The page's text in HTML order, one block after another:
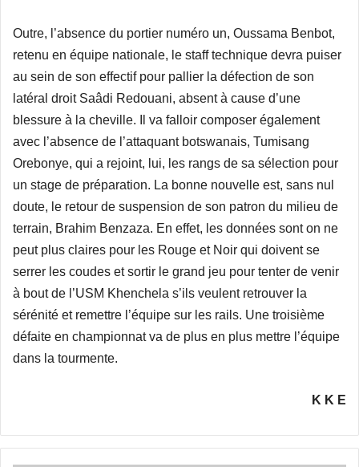
Outre, l’absence du portier numéro un, Oussama Benbot,
retenu en équipe nationale, le staff technique devra puiser
au sein de son effectif pour pallier la défection de son
latéral droit Saâdi Redouani, absent à cause d’une
blessure à la cheville. Il va falloir composer également
avec l’absence de l’attaquant botswanais, Tumisang
Orebonye, qui a rejoint, lui, les rangs de sa sélection pour
un stage de préparation. La bonne nouvelle est, sans nul
doute, le retour de suspension de son patron du milieu de
terrain, Brahim Benzaza. En effet, les données sont on ne
peut plus claires pour les Rouge et Noir qui doivent se
serrer les coudes et sortir le grand jeu pour tenter de venir
à bout de l’USM Khenchela s’ils veulent retrouver la
sérénité et remettre l’équipe sur les rails. Une troisième
défaite en championnat va de plus en plus mettre l’équipe
dans la tourmente.
K K E